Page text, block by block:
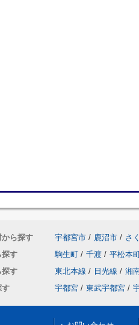
ら探す 宇都宮市 / 鹿沼市 / さ
探す
駒生町 / 千渡 / 平松本
探す
東北本線 / 日光線 / 湘
す
宇都宮 / 東武宇都宮 /